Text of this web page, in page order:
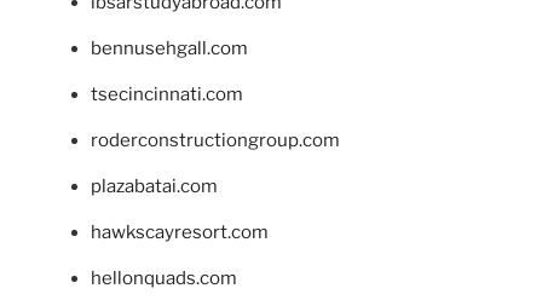
bennusehgall.com
tsecincinnati.com
roderconstructiongroup.com
plazabatai.com
hawkscayresort.com
hellonquads.com